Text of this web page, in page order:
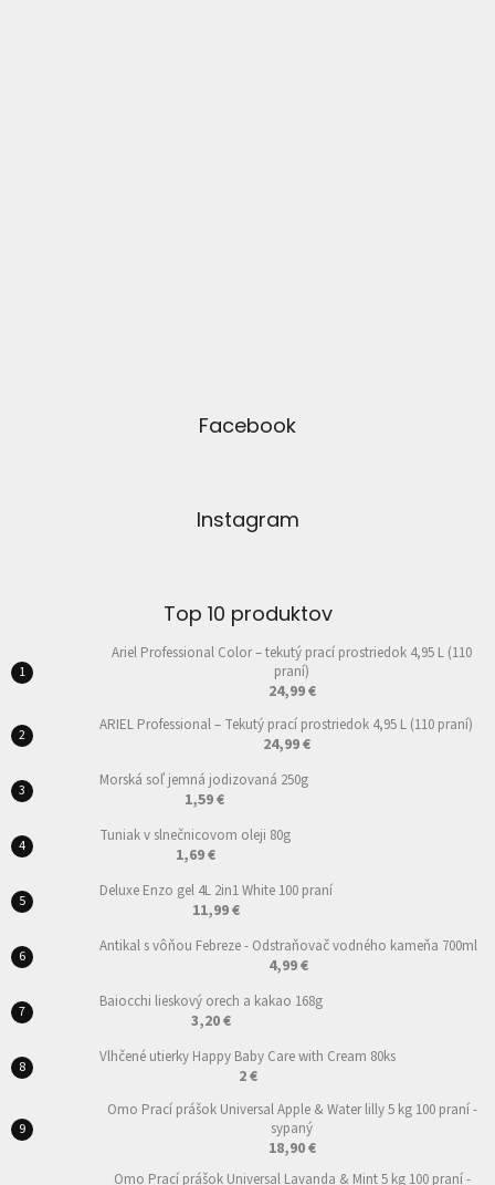
Facebook
Instagram
Top 10 produktov
Ariel Professional Color – tekutý prací prostriedok 4,95 L (110
praní)
24,99 €
ARIEL Professional – Tekutý prací prostriedok 4,95 L (110 praní)
24,99 €
Morská soľ jemná jodizovaná 250g
1,59 €
Tuniak v slnečnicovom oleji 80g
1,69 €
Deluxe Enzo gel 4L 2in1 White 100 praní
11,99 €
Antikal s vôňou Febreze - Odstraňovač vodného kameňa 700ml
4,99 €
Baiocchi lieskový orech a kakao 168g
3,20 €
Vlhčené utierky Happy Baby Care with Cream 80ks
2 €
Omo Prací prášok Universal Apple & Water lilly 5 kg 100 praní -
sypaný
18,90 €
Omo Prací prášok Universal Lavanda & Mint 5 kg 100 praní -